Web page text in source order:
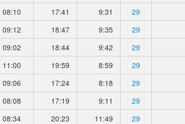
08:10 17:41 9:31 29
09:12 18:47 9:35 29
09:02 18:44 9:42 29
11:00 19:59 8:59 29
09:06 17:24 8:18 29
08:08 17:19 9:11 29
08:34 20:23 11:49 29